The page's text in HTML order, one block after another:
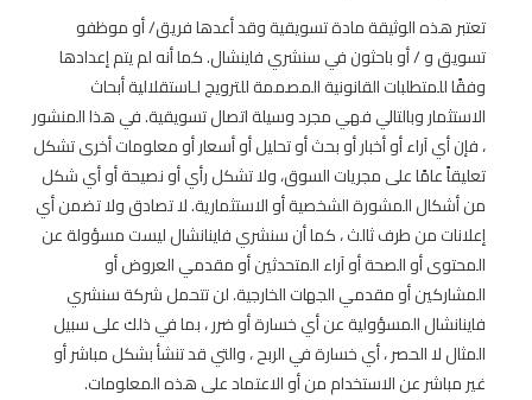
تعتبر هذه الوثيقة مادة تسويقية وقد أعدها فريق/ أو موظفو
تسويق و / أو باحثون في سنشري فاينشال. كما أنه لم يتم إعدادها
وفقًا للمتطلبات القانونية المصممة للترويج لـاستقلالية أبحاث
الاستثمار وبالتالي فهي مجرد وسيلة اتصال تسويقية. في هذا المنشور
، فإن أي آراء أو أخبار أو بحث أو تحليل أو أسعار أو معلومات أخرى تشكل
تعليقاً عامًا على مجريات السوق، ولا تشكل رأي أو نصيحة أو أي شكل
من أشكال المشورة الشخصية أو الاستثمارية. لا تصادق ولا تضمن أي
إعلانات من طرف ثالث ، كما أن سنشري فاينانشال ليست مسؤولة عن
المحتوى أو الصحة أو آراء المتحدثين أو مقدمي العروض أو
المشاركين أو مقدمي الجهات الخارجية. لن تتحمل شركة سنشري
فاينانشال المسؤولية عن أي خسارة أو ضرر ، بما في ذلك على سبيل
المثال لا الحصر ، أي خسارة في الربح ، والتي قد تنشأ بشكل مباشر أو
غير مباشر عن الاستخدام من أو الاعتماد على هذه المعلومات.